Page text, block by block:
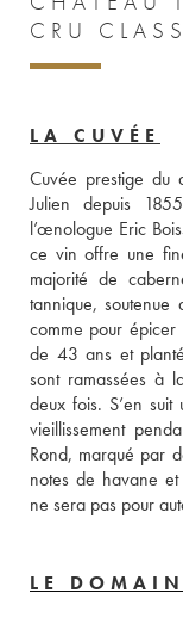
LA CUVÉE
Cuvée prestige du
Julien depuis
l’œnologue Eric
ce vin offre une
majorité de
tannique,
comme pour épicer
de 43 ans et
sont ramassées à
deux fois. S’en
vieillissement
Rond, marqué par
notes de havane
ne sera pas pour
LE